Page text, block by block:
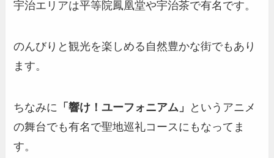
宇治エリアは平等院鳳凰堂や宇治茶で有名です。
のんびりと観光を楽しめる自然豊かな街でもあり
ます。
ちなみに 「響け！ユーフォニアム」
というアニメ
の舞台でも有名で聖地巡礼コースにもなってま
す。